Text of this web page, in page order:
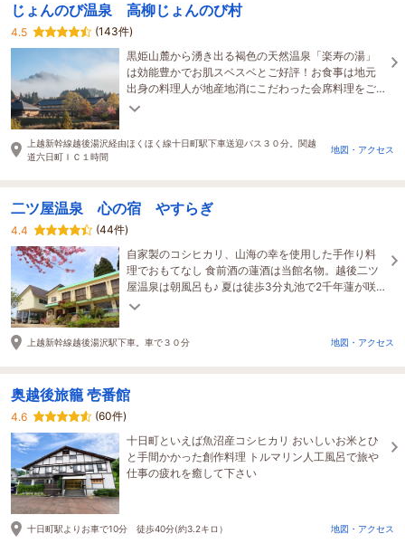
じょんのび温泉 高柳じょんのび村
4.5
(143件)
黒姫山麓から湧き出る褐色の天然温泉「楽寿の湯」
は効能豊かでお肌スベスベとご好評！お食事は地元
出身の料理人が地産地消にこだわった会席料理をご
用意。「じょんのび」とお寛ぎください。
上越新幹線越後湯沢経由ほくほく線十日町駅下車送迎バス３０分。関越
道六日町ＩＣ１時間
地図・アクセス
二ツ屋温泉 心の宿 やすらぎ
4.4
(44件)
自家製のコシヒカリ、山海の幸を使用した手作り料
理でおもてなし 食前酒の蓮酒は当館名物。越後二ツ
屋温泉は朝風呂も♪ 夏は徒歩3分丸池で2千年蓮が咲
き誇ります ビジネスプラン販売中＜Wi-Fi完備＞
上越新幹線越後湯沢駅下車。車で３０分 地図・アクセス
奥越後旅籠 壱番館
4.6
(60件)
十日町といえば魚沼産コシヒカリ おいしいお米とひ
と手間かかった創作料理 トルマリン人工風呂で旅や
仕事の疲れを癒して下さい
十日町駅よりお車で10分 徒歩40分(約3.2キロ） 地図・アクセス